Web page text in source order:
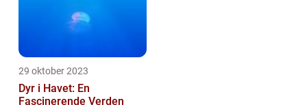
29 oktober 2023
Dyr i Havet: En
Fascinerende Verden